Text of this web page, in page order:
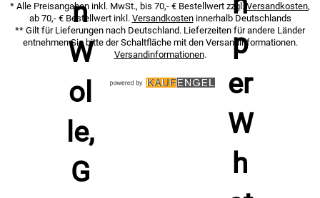
* Alle Preisangaben inkl. MwSt., bis 70,- € Bestellwert zzgl. Versandkosten,
ab 70,- € Bestellwert inkl. Versandkosteninnerhalb Deutschlands
** Gilt für Lieferungen nach Deutschland. Lieferzeiten für andere Länder
entnehmen Sie bitte der Schaltfläche mit den Versandinformationen.
Versandinformationen.